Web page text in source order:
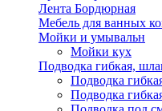
Лента Бордюрная
Мебель для ванных
Мойки и умывальн
Мойки кух
Подводка гибкая,
Подводка
Подводка